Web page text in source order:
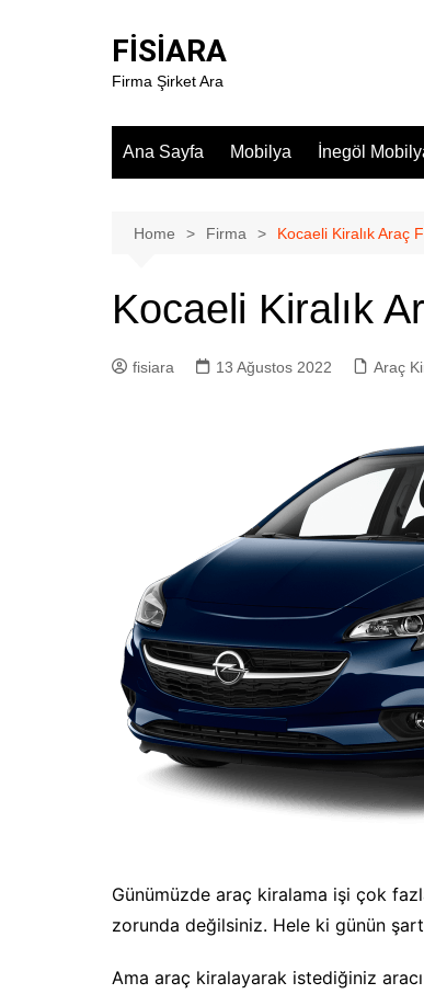
FİSİARA
Firma Şirket Ara
Ana Sayfa Mobilya İnegöl
Home Firma Kocaeli Kiralık Araç
Kocaeli Kiralık
fisiara 13 Ağustos 2022 Araç
Günümüzde araç kiralama işi çok
zorunda değilsiniz. Hele ki günün
Ama araç kiralayarak istediğiniz